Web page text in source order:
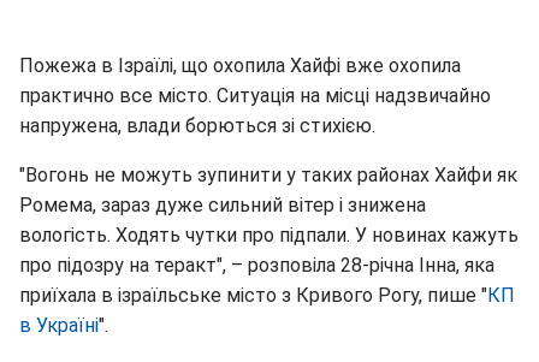
Пожежа в Ізраїлі, що охопила Хайфі вже охопила
практично все місто. Ситуація на місці надзвичайно
напружена, влади борються зі стихією.
"Вогонь не можуть зупинити у таких районах Хайфи як
Ромема, зараз дуже сильний вітер і знижена
вологість. Ходять чутки про підпали. У новинах кажуть
про підозру на теракт", – розповіла 28-річна Інна, яка
приїхала в ізраїльське місто з Кривого Рогу, пише "КП
в Україні".